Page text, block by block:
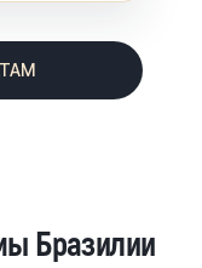
Бразилии